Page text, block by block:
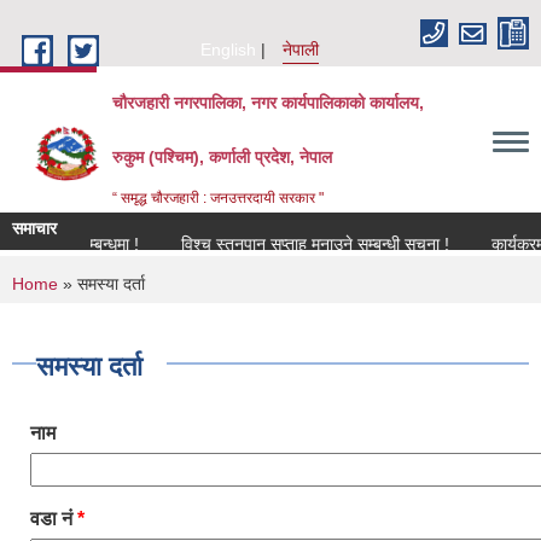
English
नेपाली
चौरजहारी नगरपालिका, नगर कार्यपालिकाको कार्यालय,
रुकुम (पश्चिम), कर्णाली प्रदेश, नेपाल
“ समृद्ध चौरजहारी : जनउत्तरदायी सरकार "
समाचार
विश्च स्तनपान सप्ताह मनाउने सम्बन्धी सूचना ! कार्यक्रममा
You are here
Home » समस्या दर्ता
समस्या दर्ता
नाम
वडा नं*